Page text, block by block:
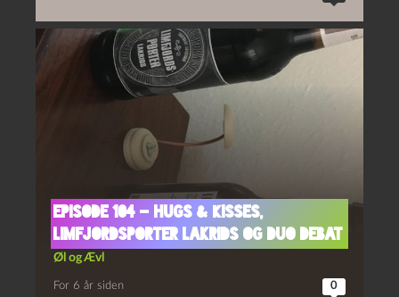
Episode 104 – Hugs & Kisses,
Limfjordsporter Lakrids og Duo Debat
Øl og Ævl
For 6 år siden 0